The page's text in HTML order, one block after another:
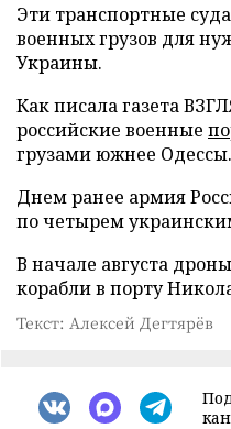
Эти транспортные
военных грузов для
Украины.
Как писала газета
российские военные
грузами южнее Одессы.
Днем ранее армия
по четырем
В начале августа дроны
корабли в порту
Текст: Алексей Дегтярёв